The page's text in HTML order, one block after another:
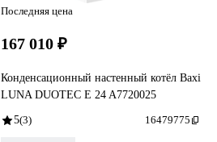
Последняя цена
167 010 ₽
Конденсационный настенный котёл Baxi
LUNA DUOTEC E 24 A7720025
5(3) 16479775